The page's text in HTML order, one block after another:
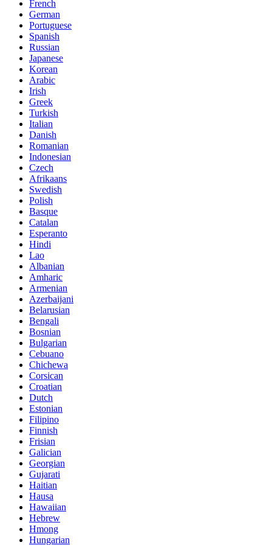
French
German
Portuguese
Spanish
Russian
Japanese
Korean
Arabic
Irish
Greek
Turkish
Italian
Danish
Romanian
Indonesian
Czech
Afrikaans
Swedish
Polish
Basque
Catalan
Esperanto
Hindi
Lao
Albanian
Amharic
Armenian
Azerbaijani
Belarusian
Bengali
Bosnian
Bulgarian
Cebuano
Chichewa
Corsican
Croatian
Dutch
Estonian
Filipino
Finnish
Frisian
Galician
Georgian
Gujarati
Haitian
Hausa
Hawaiian
Hebrew
Hmong
Hungarian